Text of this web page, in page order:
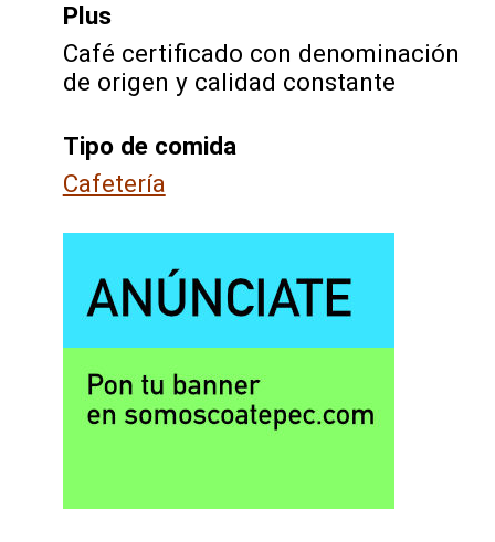
Plus
Café certificado con denominación
de origen y calidad constante
Tipo de comida
Cafetería